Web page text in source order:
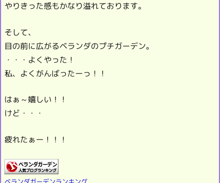
やりきった感もかなり溢れております。
そして、
目の前に広がるベランダのプチガーデン。
・・・よくやった！
私、よくがんばったーっ！！
はぁ～嬉しい！！
けど・・・
疲れたぁー！！！